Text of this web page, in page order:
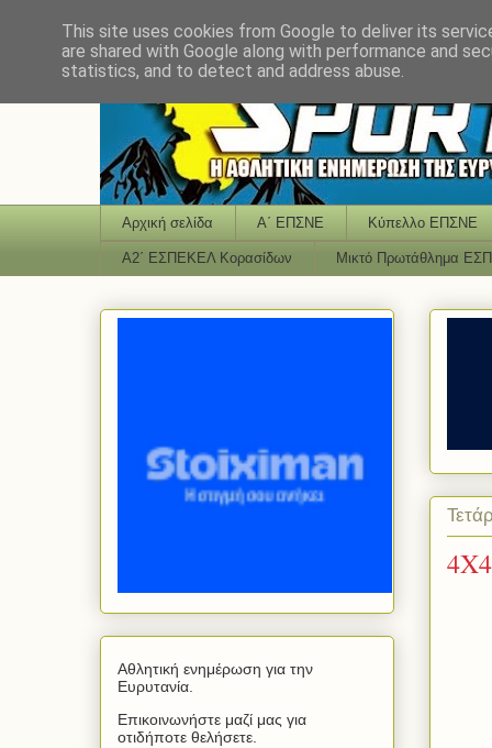
Αρχική σελίδα Α΄ ΕΠΣΝΕ Κύπελλο ΕΠΣΝΕ
Α2΄ ΕΣΠΕΚΕΛ Κορασίδων Μικτό Πρωτάθλημα
Αθλητική ενημέρωση για την
Ευρυτανία.
Επικοινωνήστε μαζί μας για
οτιδήποτε θελήσετε.
This site uses cookies from Google to deliver its
are shared with Google along with performance and
statistics, and to detect and address abuse.